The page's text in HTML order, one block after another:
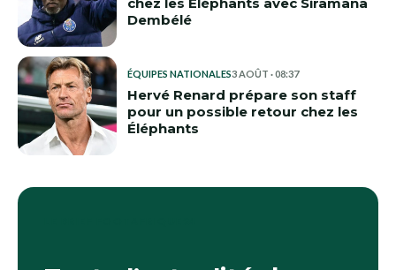
Dembélé
ÉQUIPES NATIONALES3 AOÛT · 08:37
Hervé Renard prépare son staff
pour un possible retour chez les
Éléphants